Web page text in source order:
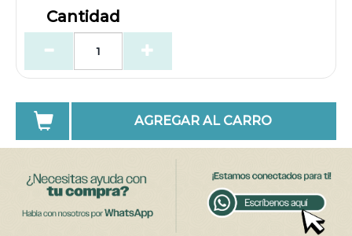
Cantidad
AGREGAR AL CARRO